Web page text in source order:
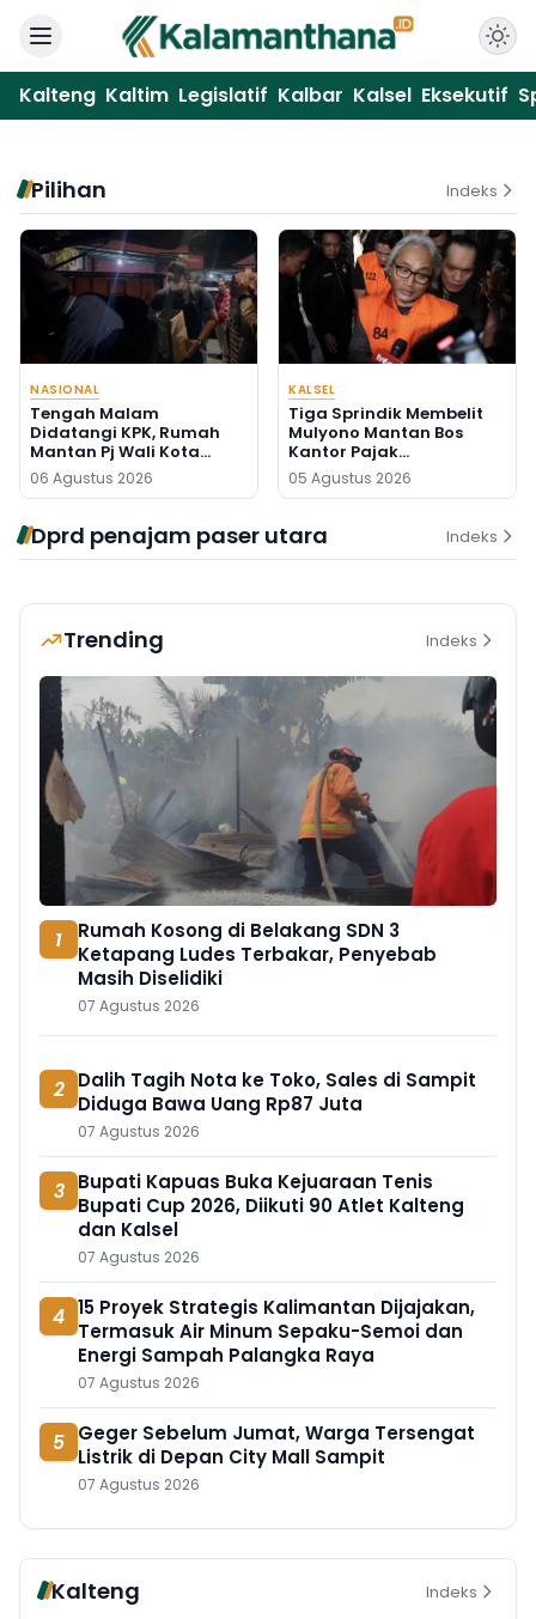
Kalteng Kaltim Legislatif Kalbar Kalsel Eksekutif
Pilihan Indeks
NASIONAL
Tengah Malam
Didatangi KPK, Rumah
Mantan Pj Wali Kota
Digeledah, Empat Koper
Dibawa
06 Agustus 2026
KALSEL
Tiga Sprindik Membelit
Mulyono Mantan Bos
Kantor Pajak
Banjarmasin
05 Agustus 2026
Dprd penajam paser utara Indeks
Trending Indeks
1
Rumah Kosong di Belakang SDN 3
Ketapang Ludes Terbakar, Penyebab
Masih Diselidiki
07 Agustus 2026
2 Dalih Tagih Nota ke Toko, Sales di Sampit
Diduga Bawa Uang Rp87 Juta
07 Agustus 2026
3 Bupati Kapuas Buka Kejuaraan Tenis
Bupati Cup 2026, Diikuti 90 Atlet Kalteng
dan Kalsel
07 Agustus 2026
4 15 Proyek Strategis Kalimantan Dijajakan,
Termasuk Air Minum Sepaku-Semoi dan
Energi Sampah Palangka Raya
07 Agustus 2026
5 Geger Sebelum Jumat, Warga Tersengat
Listrik di Depan City Mall Sampit
07 Agustus 2026
Kalteng Indeks